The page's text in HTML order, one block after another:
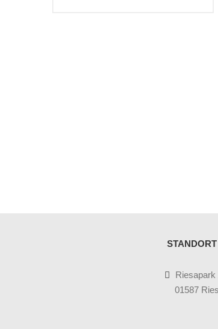
STANDORT
Riesapark
01587